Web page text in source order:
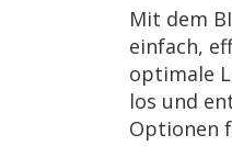
Mit dem
einfach,
optimale
los und
Optionen